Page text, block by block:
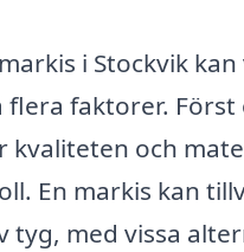
i Stockvik
flera faktorer. Först
kvaliteten och
En markis kan
tyg, med vissa